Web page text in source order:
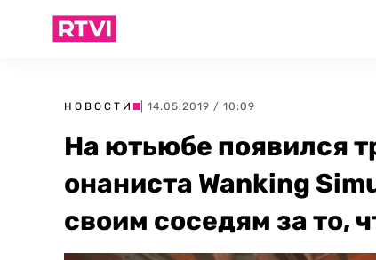
НОВОСТИ | 14.05.2019 / 10:09
На ютьюбе появился
онаниста Wanking
своим соседям за то,